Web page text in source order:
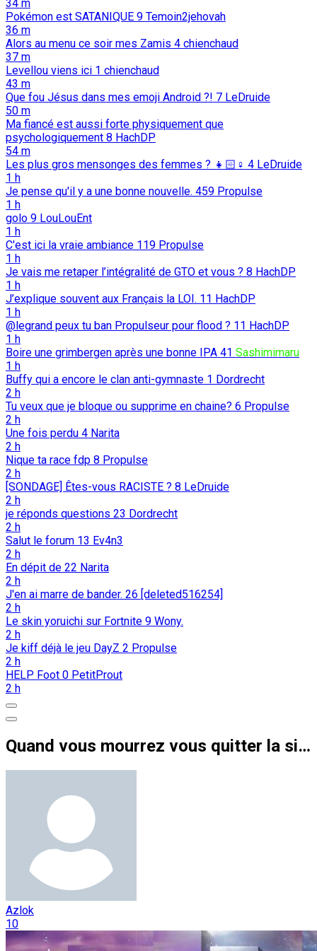
34 m
Pokémon est SATANIQUE 9 Temoin2jehovah
36 m
Alors au menu ce soir mes Zamis 4 chienchaud
37 m
Levellou viens ici 1 chienchaud
43 m
Que fou Jésus dans mes emoji Android ?! 7 LeDruide
50 m
Ma fiancé est aussi forte physiquement que
psychologiquement 8 HachDP
54 m
Les plus gros mensonges des femmes ? 👧🏻♀️ 4 LeDruide
1 h
Je pense qu'il y a une bonne nouvelle. 459 Propulse
1 h
golo 9 LouLouEnt
1 h
C'est ici la vraie ambiance 119 Propulse
1 h
Je vais me retaper l’intégralité de GTO et vous ? 8 HachDP
1 h
J’explique souvent aux Français la LOI. 11 HachDP
1 h
@legrand peux tu ban Propulseur pour flood ? 11 HachDP
1 h
Boire une grimbergen après une bonne IPA 41 Sashimimaru
1 h
Buffy qui a encore le clan anti-gymnaste 1 Dordrecht
2 h
Tu veux que je bloque ou supprime en chaine? 6 Propulse
2 h
Une fois perdu 4 Narita
2 h
Nique ta race fdp 8 Propulse
2 h
[SONDAGE] Êtes-vous RACISTE ? 8 LeDruide
2 h
je réponds questions 23 Dordrecht
2 h
Salut le forum 13 Ev4n3
2 h
En dépit de 22 Narita
2 h
J'en ai marre de bander. 26 [deleted516254]
2 h
Le skin yoruichi sur Fortnite 9 Wony.
2 h
Je kiff déjà le jeu DayZ 2 Propulse
2 h
HELP Foot 0 PetitProut
2 h
Quand vous mourrez vous quitter la simulation informatique
Azlok
10